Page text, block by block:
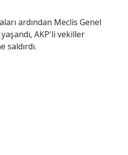
ardından Meclis Genel
AKP'li vekiller
saldırdı.